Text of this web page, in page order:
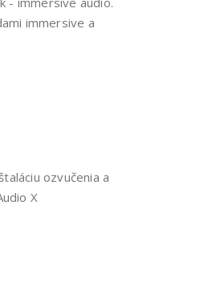
immersive a
ozvučenia a
X